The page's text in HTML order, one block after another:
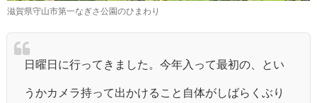
滋賀県守山市第一なぎさ公園のひまわり
日曜日に行ってきました。今年入って最初の、とい
うかカメラ持って出かけること自体がしばらくぶり